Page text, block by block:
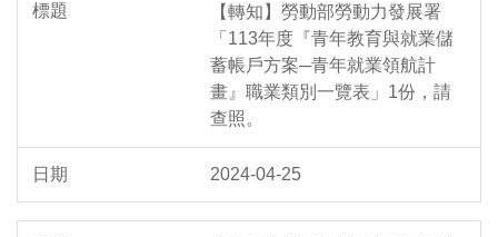
【轉知】勞動部勞動力發展署
「113年度『青年教育與就業儲
蓄帳戶方案─青年就業領航計
畫』職業類別一覽表」1份，請
查照。
2024-04-25